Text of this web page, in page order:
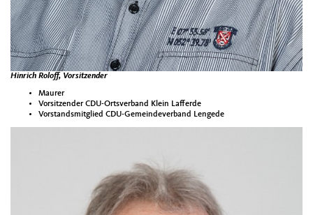
Hinrich Roloff, Vorsitzender
Maurer
Vorsitzender CDU-Ortsverband Klein Lafferde
Vorstandsmitglied CDU-Gemeindeverband Lengede